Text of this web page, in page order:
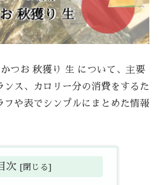
つお 秋獲り 生 について、主要
ンス、カロリー分の消費をするた
フや表でシンプルにまとめた情報
次